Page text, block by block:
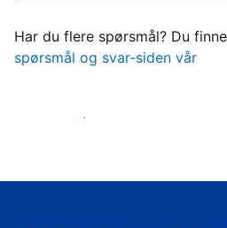
Har du flere spørsmål? Du
spørsmål og svar-siden vår
Ta imot gjestene